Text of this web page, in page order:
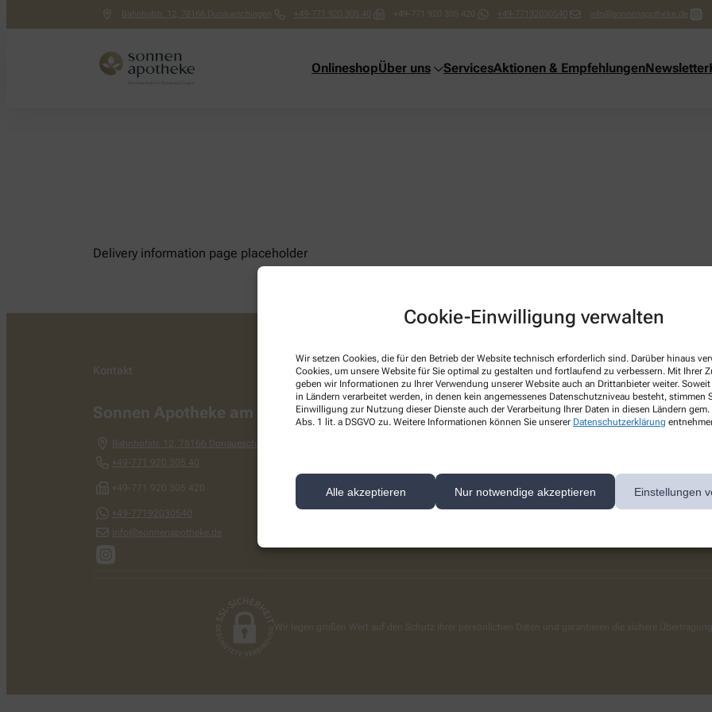
Cookie-Einwilligung verwalten
Wir setzen Cookies, die für den Betrieb der Website technisch erforderlich sind. Darüber hinaus
Cookies, um unsere Website für Sie optimal zu gestalten und fortlaufend zu verbessern. Mit Ihrer
geben wir Informationen zu Ihrer Verwendung unserer Website auch an Drittanbieter weiter. Soweit
in Ländern verarbeitet werden, in denen kein angemessenes Datenschutzniveau besteht, stimmen
Einwilligung zur Nutzung dieser Dienste auch der Verarbeitung Ihrer Daten in diesen Ländern
Abs. 1 lit. a DSGVO zu. Weitere Informationen können Sie unserer Datenschutzerklärung
Alle akzeptieren Nur notwendige akzeptieren Einstellungen
Bahnhofstr. 12, 78166 Donaueschingen +49-771 920 305 40 +49-771 920 305 420 +49-77192030540 info@sonnenapotheke.de
OnlineshopÜber uns ServicesAktionen & EmpfehlungenNewsletter
Delivery information page placeholder
Kontakt
Sonnen Apotheke am Bahnhof
Bahnhofstr. 12 78166 Donaueschingen
+49-771 920 305 40
+49-771 920 305 420
+49-77192030540
info@sonnenapotheke.de
Über uns
Stellenangebote
Leistungen
Pflegehilfsmittel
Services
Wir legen großen Wert auf den Schutz Ihrer persönlichen Daten und garantieren die sichere